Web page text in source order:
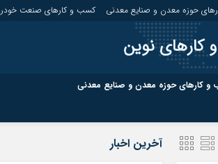
حوزه معدن و صنایع معدنی
کسب و کارهای صنعت
کارهای نوین
کارهای حوزه معدن و صنایع معدنی
صفحه نخستآخرین اخبار